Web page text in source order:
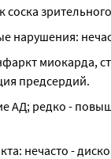
миокарда,
предсердий.
АД; редко -
нечасто -